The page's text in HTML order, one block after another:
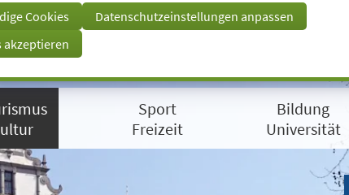
Cookies
Datenschutzeinstellungen anpassen
akzeptieren
Sport
Freizeit
Bildung
Universität